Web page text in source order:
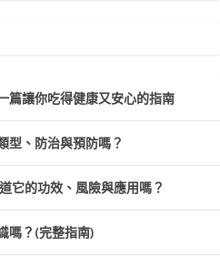
篇讓你吃得健康又安心的指南
型、防治與預防嗎？
它的功效、風險與應用嗎？
嗎？(完整指南)